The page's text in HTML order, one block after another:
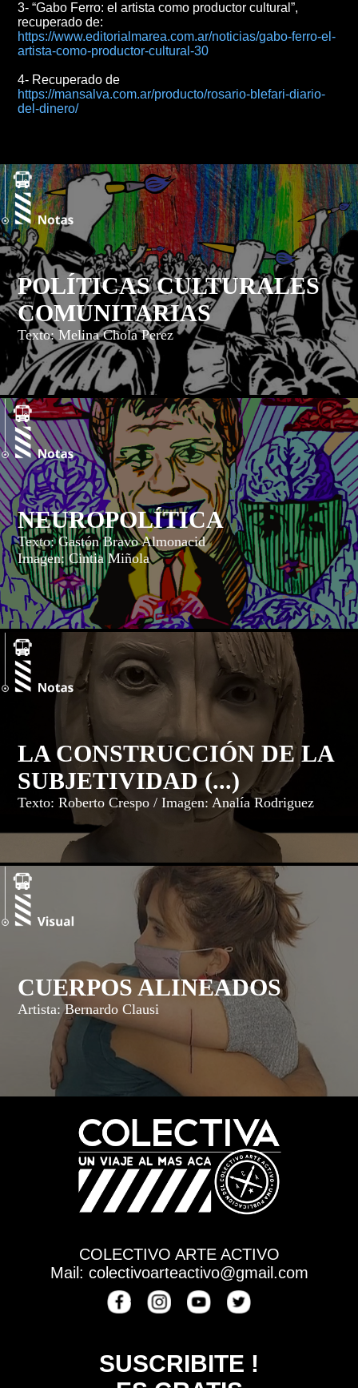
3- “Gabo Ferro: el artista como productor cultural”,
recuperado de:
https://www.editorialmarea.com.ar/noticias/gabo-ferro-el-
artista-como-productor-cultural-30
4- Recuperado de
https://mansalva.com.ar/producto/rosario-blefari-diario-
del-dinero/
POLÍTICAS CULTURALES
COMUNITARIAS
Texto: Melina Chola Perez
NEUROPOLÍTICA
Texto: Gastón Bravo Almonacid
Imagen: Cintia Miñola
LA CONSTRUCCIÓN DE LA
SUBJETIVIDAD (...)
Texto: Roberto Crespo / Imagen: Analía Rodriguez
CUERPOS ALINEADOS
Artista: Bernardo Clausi
COLECTIVO ARTE ACTIVO
Mail: colectivoarteactivo@gmail.com
SUSCRIBITE !